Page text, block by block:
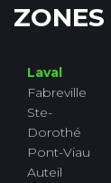
ZONES
Laval
Fabreville
Ste-
Dorothé
Pont-Viau
Auteil